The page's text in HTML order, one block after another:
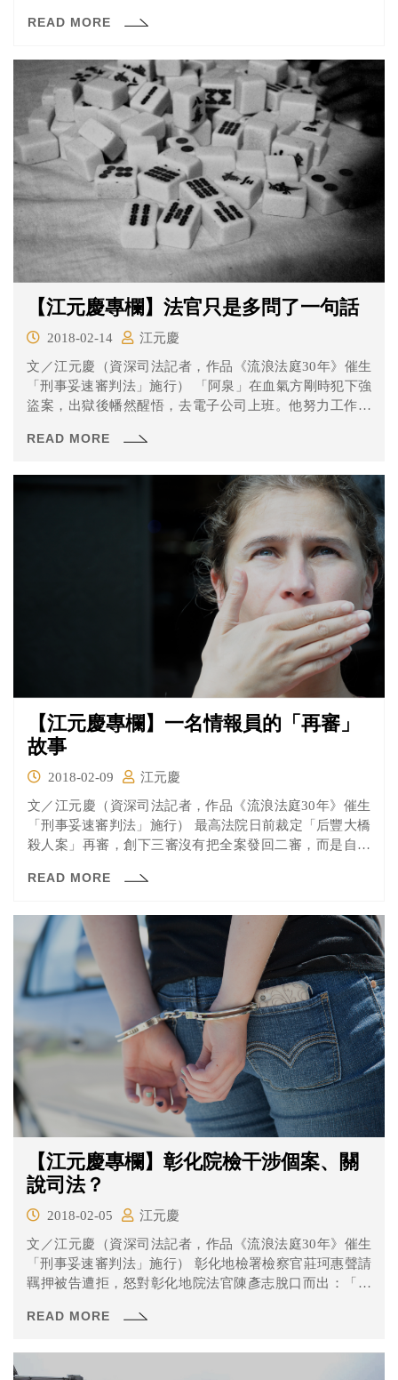
READ MORE
【江元慶專欄】法官只是多問了一句話
2018-02-14
江元慶
文／江元慶（資深司法記者，作品《流浪法庭30年》催生
「刑事妥速審判法」施行） 「阿泉」在血氣方剛時犯下強
盜案，出獄後幡然醒悟，去電子公司上班。他努力工作、
READ MORE
【江元慶專欄】一名情報員的「再審」
故事
2018-02-09
江元慶
文／江元慶（資深司法記者，作品《流浪法庭30年》催生
「刑事妥速審判法」施行） 最高法院日前裁定「后豐大橋
殺人案」再審，創下三審沒有把全案發回二審，而是自己
READ MORE
【江元慶專欄】彰化院檢干涉個案、關
說司法？
2018-02-05
江元慶
文／江元慶（資深司法記者，作品《流浪法庭30年》催生
「刑事妥速審判法」施行） 彰化地檢署檢察官莊珂惠聲請
羈押被告遭拒，怒對彰化地院法官陳彥志脫口而出：「法
READ MORE